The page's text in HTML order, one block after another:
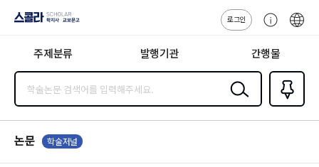
지사·교보문고
로그인
센
주제분류 발행기관 간행물
검색
즐겨찾
기0
논문 학술저널